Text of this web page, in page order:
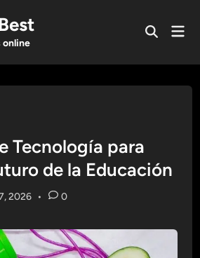
online
Open
Tecnología para
de la Educación
2026 • 0